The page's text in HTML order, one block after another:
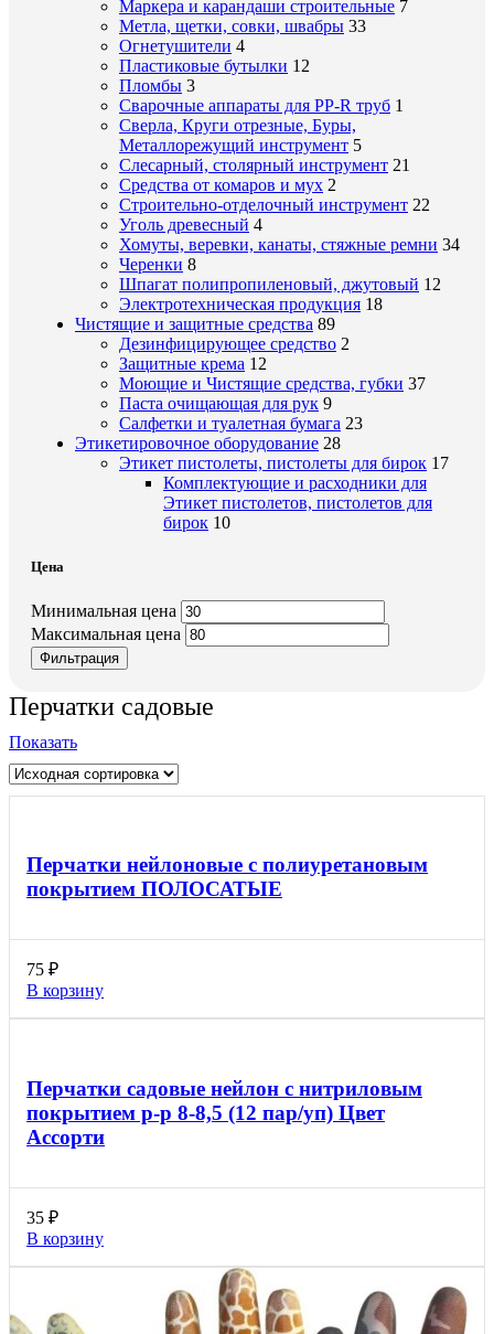
Маркера и карандаши строительные 7
Метла, щетки, совки, швабры 33
Огнетушители 4
Пластиковые бутылки 12
Пломбы 3
Сварочные аппараты для PP-R труб 1
Сверла, Круги отрезные, Буры,
Металлорежущий инструмент 5
Слесарный, столярный инструмент 21
Средства от комаров и мух 2
Строительно-отделочный инструмент 22
Уголь древесный 4
Хомуты, веревки, канаты, стяжные ремни 34
Черенки 8
Шпагат полипропиленовый, джутовый 12
Электротехническая продукция 18
Чистящие и защитные средства 89
Дезинфицирующее средство 2
Защитные крема 12
Моющие и Чистящие средства, губки 37
Паста очищающая для рук 9
Салфетки и туалетная бумага 23
Этикетировочное оборудование 28
Этикет пистолеты, пистолеты для бирок 17
Комплектующие и расходники для
Этикет пистолетов, пистолетов для
бирок 10
Цена
Минимальная цена
Максимальная цена
Фильтрация
Перчатки садовые
Показать
Перчатки нейлоновые с полиуретановым
покрытием ПОЛОСАТЫЕ
75 ₽
В корзину
Перчатки садовые нейлон с нитриловым
покрытием р-р 8-8,5 (12 пар/уп) Цвет
Ассорти
35 ₽
В корзину